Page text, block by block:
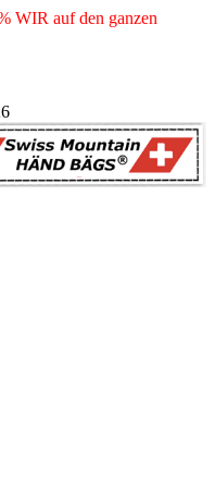
WIR auf den ganzen